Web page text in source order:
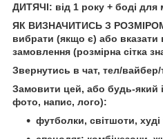
ДИТЯЧІ: від 1 року + боді для
ЯК ВИЗНАЧИТИСЬ З
вибрати (якщо є) або вказати
замовлення (розмірна сітка
Звернутись в чат, тел/вайбер/
Замовити цей, або будь-який
фото, напис, лого):
футболки, світшоти, худі